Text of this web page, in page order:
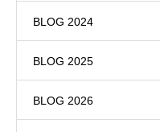
BLOG 2024
BLOG 2025
BLOG 2026